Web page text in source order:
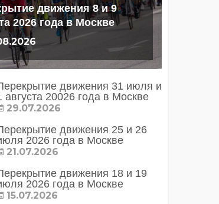
движения 8 и 9
2026 года в Москве
движения 31 июля и
августа 20026 года в Москве
29.07.2026
движения 25 и 26
2026 года в Москве
21.07.2026
движения 18 и 19
2026 года в Москве
15.07.2026